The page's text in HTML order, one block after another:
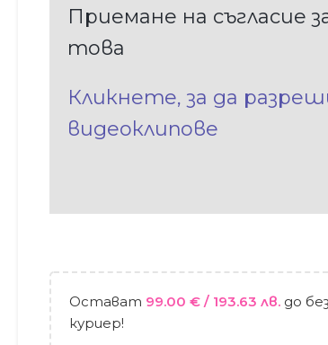
Приемане на съгласие
това
Кликнете, за да
видеоклипове
Остават 99.00 € / 193.63 лв. до
куриер!